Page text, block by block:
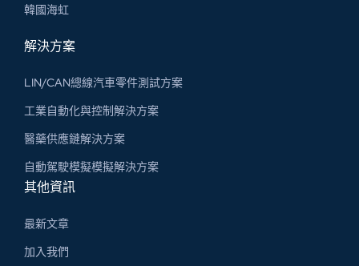
韓國海虹
解決方案
LIN/CAN總線汽車零件測試方案
工業自動化與控制解決方案
醫藥供應鏈解決方案
自動駕駛模擬模擬解決方案
其他資訊
最新文章
加入我們